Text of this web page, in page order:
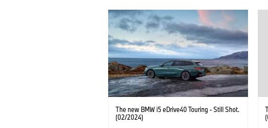
The new BMW i5 eDrive40 Touring - Still Shot.
(02/2024)